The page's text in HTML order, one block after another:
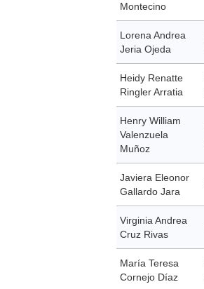
Montecino
Lorena Andrea
Jeria Ojeda
Heidy Renatte
Ringler Arratia
Henry William
Valenzuela
Muñoz
Javiera Eleonor
Gallardo Jara
Virginia Andrea
Cruz Rivas
María Teresa
Cornejo Díaz